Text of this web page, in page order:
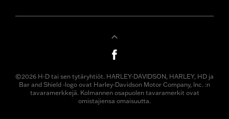
©2026 H-D tai sen tytäryhtiöt. HARLEY-DAVIDSON, HARLEY, HD ja
Bar and Shield -logo ovat Harley-Davidson Motor Company, Inc. :n
tavaramerkkejä. Kolmannen osapuolen tavaramerkit ovat
omistajiensa omaisuutta.